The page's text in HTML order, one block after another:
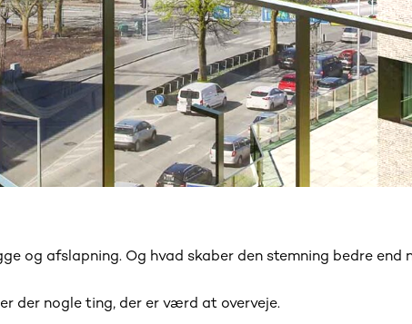
og afslapning. Og hvad skaber den stemning bedre end
der nogle ting, der er værd at overveje.